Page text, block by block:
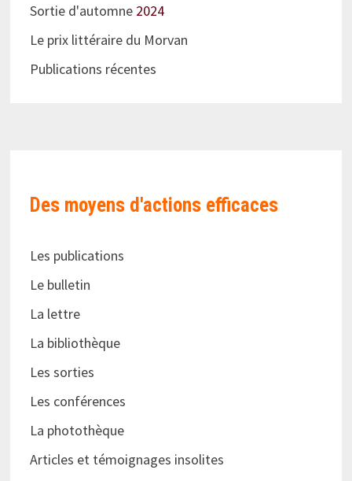
Sortie d'automne2024
Le prix littéraire du Morvan
Publications récentes
Des moyens d'actions efficaces
Les publications
Le bulletin
La lettre
La bibliothèque
Les sorties
Les conférences
La photothèque
Articles et témoignages insolites